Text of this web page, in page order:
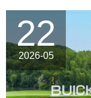
22
2026-05